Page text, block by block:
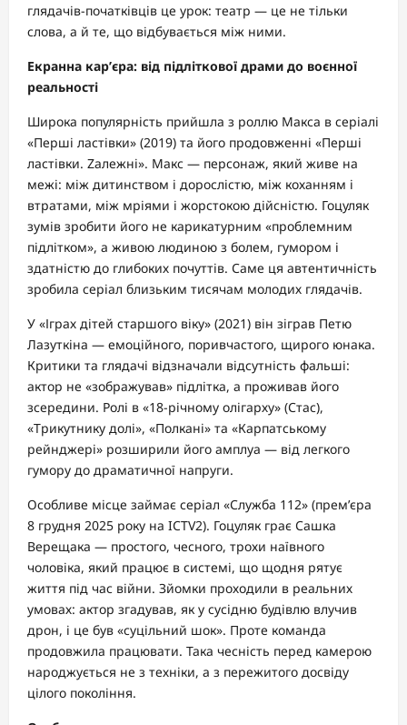
глядачів-початківців це урок: театр — це не тільки
слова, а й те, що відбувається між ними.
Екранна кар’єра: від підліткової драми до воєнної
реальності
Широка популярність прийшла з роллю Макса в серіалі
«Перші ластівки» (2019) та його продовженні «Перші
ластівки. Zалежні». Макс — персонаж, який живе на
межі: між дитинством і дорослістю, між коханням і
втратами, між мріями і жорстокою дійсністю. Гоцуляк
зумів зробити його не карикатурним «проблемним
підлітком», а живою людиною з болем, гумором і
здатністю до глибоких почуттів. Саме ця автентичність
зробила серіал близьким тисячам молодих глядачів.
У «Іграх дітей старшого віку» (2021) він зіграв Петю
Лазуткіна — емоційного, поривчастого, щирого юнака.
Критики та глядачі відзначали відсутність фальші:
актор не «зображував» підлітка, а проживав його
зсередини. Ролі в «18-річному олігарху» (Стас),
«Трикутнику долі», «Полкані» та «Карпатському
рейнджері» розширили його амплуа — від легкого
гумору до драматичної напруги.
Особливе місце займає серіал «Служба 112» (прем’єра
8 грудня 2025 року на ICTV2). Гоцуляк грає Сашка
Верещака — простого, чесного, трохи наївного
чоловіка, який працює в системі, що щодня рятує
життя під час війни. Зйомки проходили в реальних
умовах: актор згадував, як у сусідню будівлю влучив
дрон, і це був «суцільний шок». Проте команда
продовжила працювати. Така чесність перед камерою
народжується не з техніки, а з пережитого досвіду
цілого покоління.